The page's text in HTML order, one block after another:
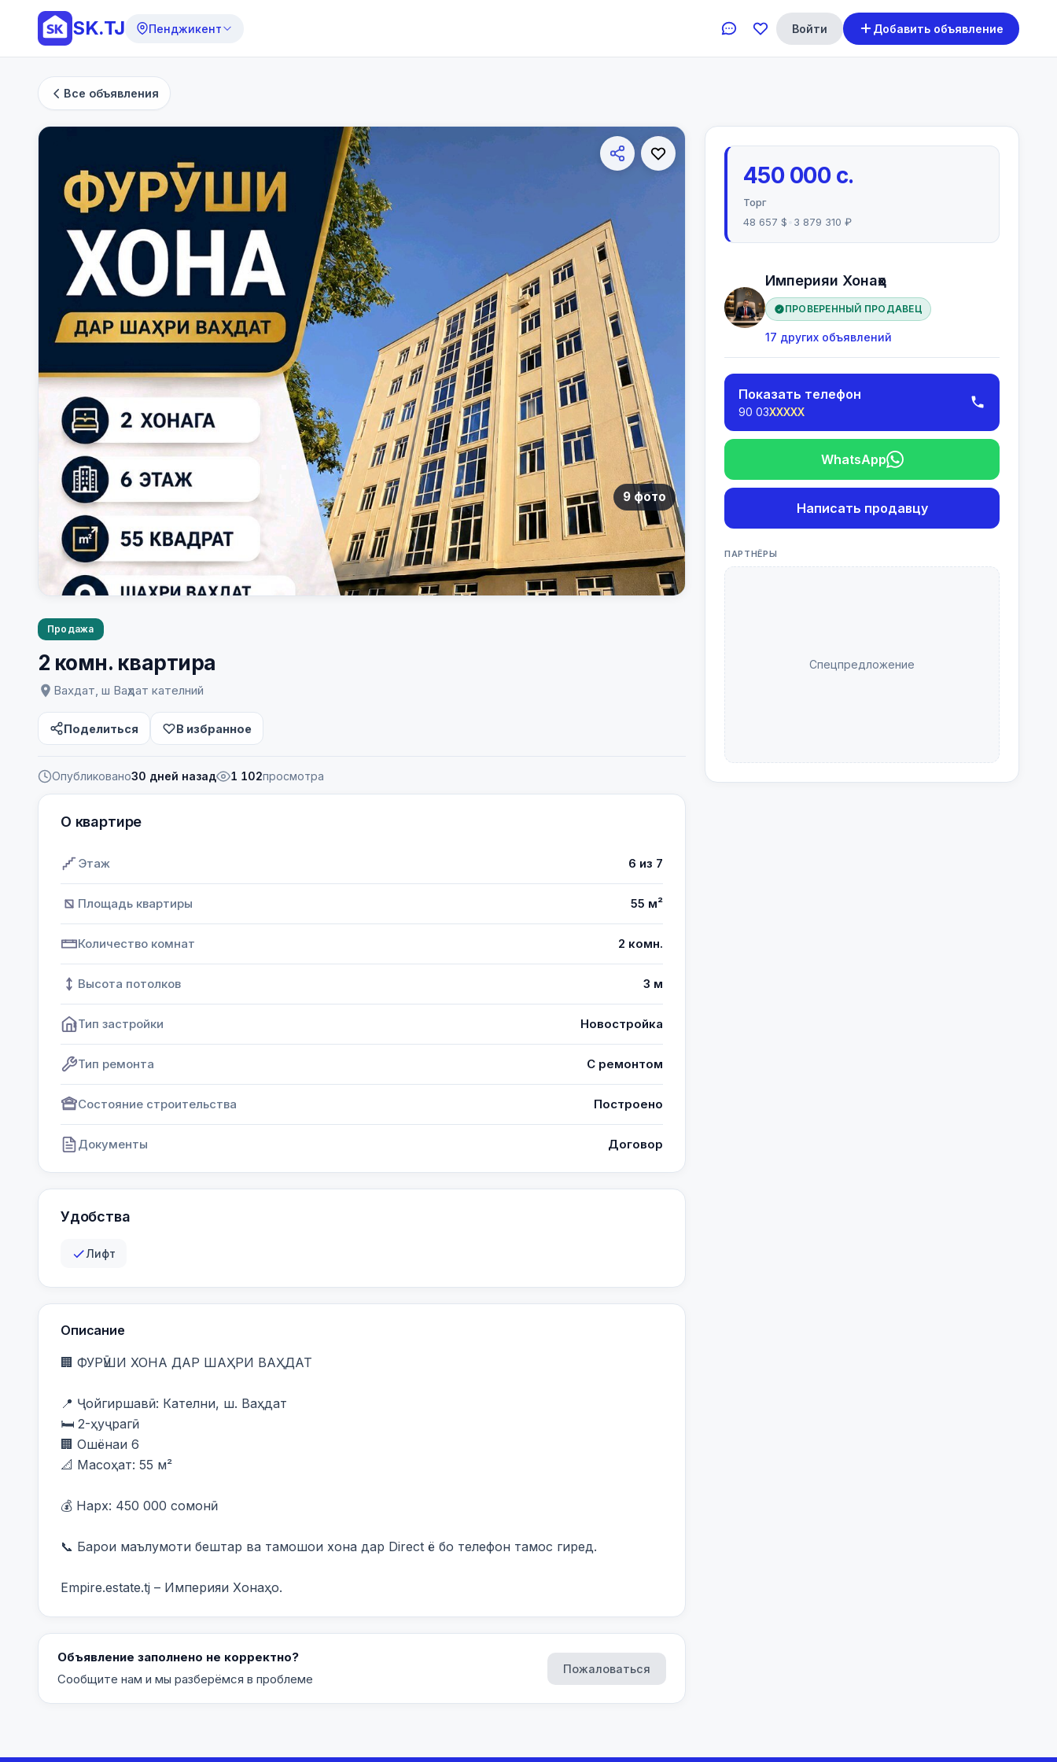
SK.TJ Пенджикент Войти Добавить объявление
Все объявления
9 фото
Продажа
2 комн. квартира
Вахдат, ш Ваҳдат кателний
Поделиться В избранное
Опубликовано30 дней назад 1 102просмотра
О квартире
Этаж 6 из 7
Площадь квартиры 55 м²
Количество комнат 2 комн.
Высота потолков 3 м
Тип застройки Новостройка
Тип ремонта С ремонтом
Состояние строительства Построено
Документы Договор
Удобства
Лифт
Описание
🏢 ФУРӮШИ ХОНА ДАР ШАҲРИ ВАҲДАТ
📍 Ҷойгиршавӣ: Кателни, ш. Ваҳдат
🛏️ 2-ҳуҷрагӣ
🏢 Ошёнаи 6
📐 Масоҳат: 55 м²
💰 Нарх: 450 000 сомонӣ
📞 Барои маълумоти бештар ва тамошои хона дар Direct ё бо телефон тамос гиред.
Empire.estate.tj – Империяи Хонаҳо.
Объявление заполнено не корректно?
Сообщите нам и мы разберёмся в проблеме
Пожаловаться
450 000 с.
Торг
48 657 $
3 879 310 ₽
Империяи Хонаҳо
ПРОВЕРЕННЫЙ ПРОДАВЕЦ
17 других объявлений
Показать телефон
90 03XXXXX
WhatsApp
Написать продавцу
ПАРТНЁРЫ
Спецпредложение